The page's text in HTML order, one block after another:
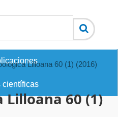
científicas
Lilloana 60 (1) (2016)
Lilloana 60 (1)